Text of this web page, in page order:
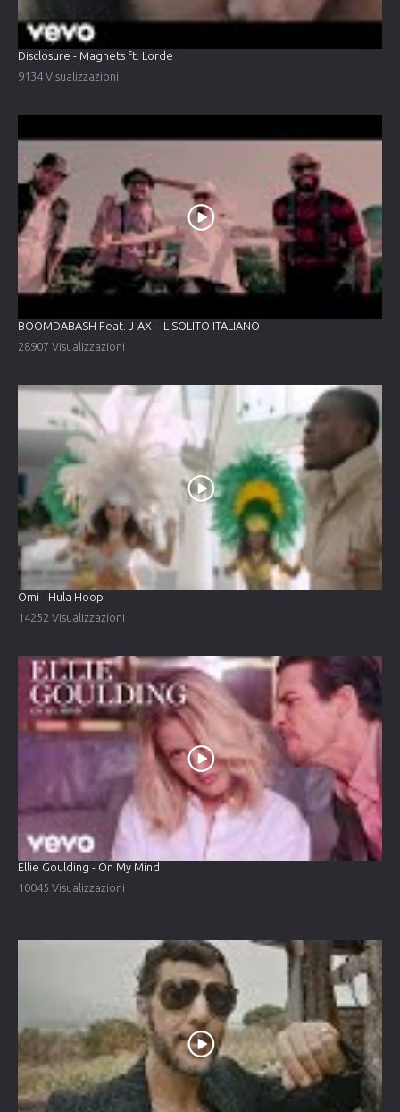
Disclosure - Magnets ft. Lorde
9134 Visualizzazioni
BOOMDABASH Feat. J-AX - IL SOLITO ITALIANO
28907 Visualizzazioni
Omi - Hula Hoop
14252 Visualizzazioni
Ellie Goulding - On My Mind
10045 Visualizzazioni